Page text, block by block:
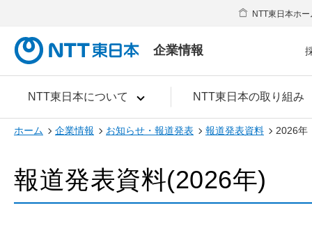
企業情報
NTT東日本について NTT東日本の取り組み
NTT東日本ホー
ホーム 企業情報 お知らせ・報道発表 報道発表資料 2026年
報道発表資料(2026年)